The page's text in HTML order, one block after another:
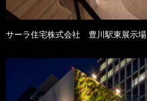
サーラ住宅株式会社 豊川駅東展示場